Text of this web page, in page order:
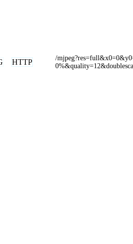
HTTP
/